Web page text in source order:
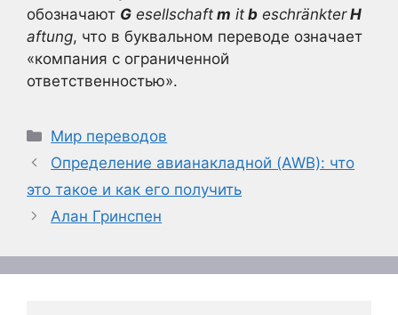
обозначают G esellschaft m it b eschränkterH
aftung, что в буквальном переводе означает
«компания с ограниченной
ответственностью».
Рубрики
Мир переводов
Определение авианакладной (AWB): что
это такое и как его получить
Алан Гринспен